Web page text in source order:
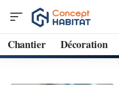
Chantier Décoration